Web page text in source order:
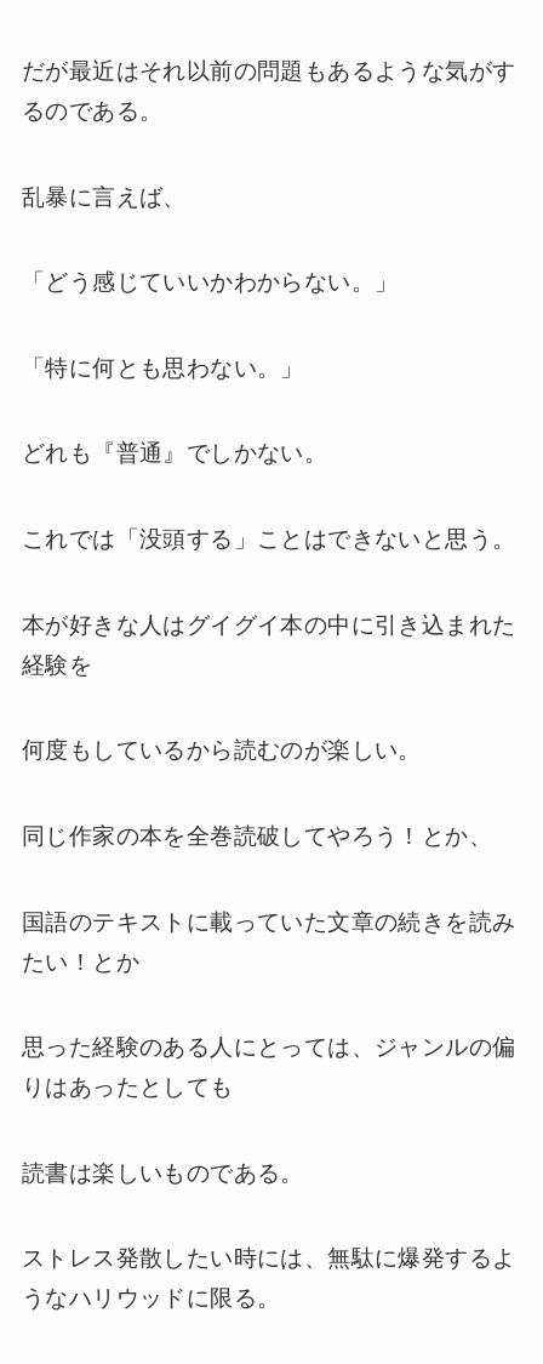
だが最近はそれ以前の問題もあるような気がす
るのである。
乱暴に言えば、
「どう感じていいかわからない。」
「特に何とも思わない。」
どれも『普通』でしかない。
これでは「没頭する」ことはできないと思う。
本が好きな人はグイグイ本の中に引き込まれた
経験を
何度もしているから読むのが楽しい。
同じ作家の本を全巻読破してやろう！とか、
国語のテキストに載っていた文章の続きを読み
たい！とか
思った経験のある人にとっては、ジャンルの偏
りはあったとしても
読書は楽しいものである。
ストレス発散したい時には、無駄に爆発するよ
うなハリウッドに限る。